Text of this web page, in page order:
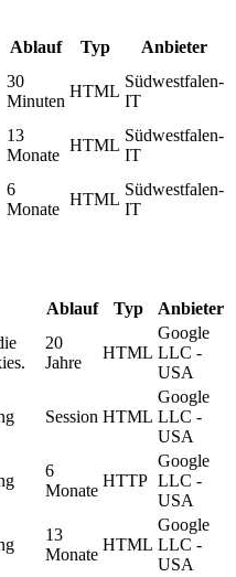
Ablauf Typ Anbieter
30
Minuten
HTML
Südwestfalen-
IT
13
Monate
HTML
Südwestfalen-
IT
6
Monate
HTML
Südwestfalen-
IT
Ablauf Typ Anbieter
20
Jahre
HTML
Google
LLC -
USA
Session HTML
Google
LLC -
USA
6
Monate
HTTP
Google
LLC -
USA
13
Monate
HTML
Google
LLC -
USA